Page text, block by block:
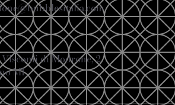
di Modrone, 2
MI